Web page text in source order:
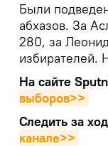
Были
абхазов. За
280, за
избирателей.
На сайте
выборов>>
Следить за
канале>>